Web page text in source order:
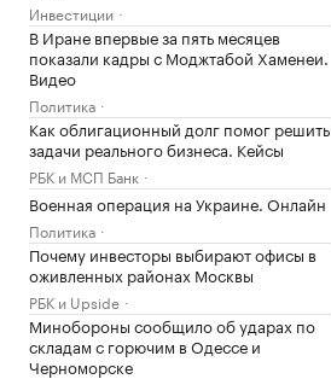
Инвестиции
В Иране впервые за пять месяцев
показали кадры с Моджтабой Хаменеи.
Видео
Политика
Как облигационный долг помог решить
задачи реального бизнеса. Кейсы
РБК и МСП Банк
Военная операция на Украине. Онлайн
Политика
Почему инвесторы выбирают офисы в
оживленных районах Москвы
РБК и Upside
Минобороны сообщило об ударах по
складам с горючим в Одессе и
Черноморске